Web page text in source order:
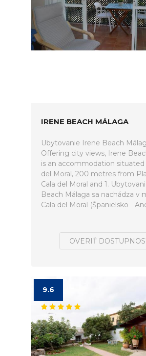
IRENE BEACH MÁLAGA
Ubytovanie Irene Beach
Offering city views, Irene
is an accommodation situated
del Moral, 200 metres from
Cala del Moral and 1.
Beach Málaga sa nachádza v
Cala del Moral (Španielsko -
OVERIŤ
9.6